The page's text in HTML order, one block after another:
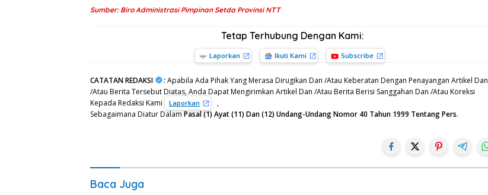
Sumber: Biro Administrasi Pimpinan Setda Provinsi NTT
Tetap Terhubung Dengan Kami:
Laporkan Ikuti Kami Subscribe
CATATAN REDAKSI : Apabila Ada Pihak Yang Merasa Dirugikan Dan /Atau Keberatan Dengan Penayangan Artikel Dan
/Atau Berita Tersebut Diatas, Anda Dapat Mengirimkan Artikel Dan /Atau Berita Berisi Sanggahan Dan /Atau Koreksi
Kepada Redaksi Kami
Laporkan
,
Sebagaimana Diatur DalamPasal (1) Ayat (11) Dan (12) Undang-Undang Nomor 40 Tahun 1999 Tentang Pers.
Baca Juga